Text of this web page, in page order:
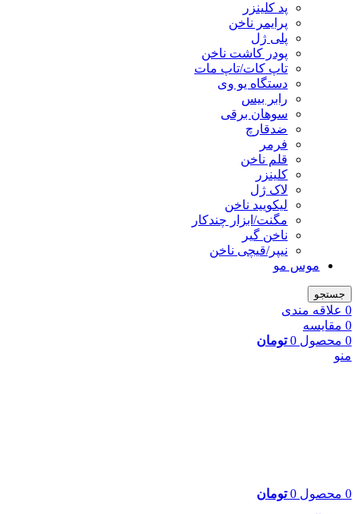
پد کلینزر
پرایمر ناخن
پلی ژل
پودر کاشت ناخن
تاپ کات/تاپ مات
دستگاه یو وی
رابر بیس
سوهان برقی
ضدقارچ
فرمر
قلم ناخن
کلینزر
لاک ژل
لیکوييد ناخن
مگنت/ابزار چندکار
ناخن گیر
نیپر/قیچی ناخن
موس مو
جستجو
0 علاقه مندی
0 مقایسه
0 محصول 0 تومان
منو
0 محصول 0 تومان